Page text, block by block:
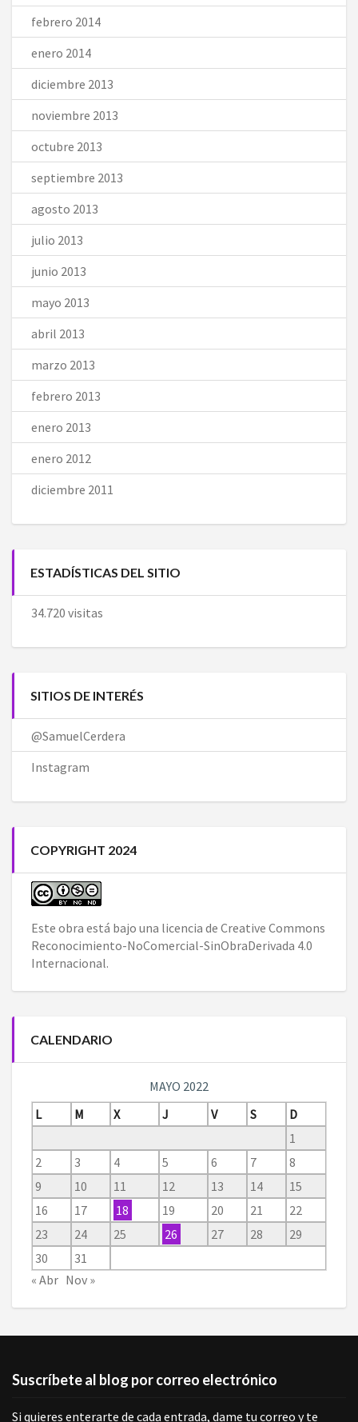
febrero 2014
enero 2014
diciembre 2013
noviembre 2013
octubre 2013
septiembre 2013
agosto 2013
julio 2013
junio 2013
mayo 2013
abril 2013
marzo 2013
febrero 2013
enero 2013
enero 2012
diciembre 2011
ESTADÍSTICAS DEL SITIO
34.720 visitas
SITIOS DE INTERÉS
@SamuelCerdera
Instagram
COPYRIGHT 2024
Este obra está bajo una licencia de Creative Commons
Reconocimiento-NoComercial-SinObraDerivada 4.0
Internacional.
CALENDARIO
MAYO 2022
L
M X J V S
D
1
2
3 4 5 6 7
8
9
10 11 12 13 14
15
16
17 18 19 20 21
22
23
24 25 26 27 28
29
30
31
« Abr Nov »
Suscríbete al blog por correo electrónico
Si quieres enterarte de cada entrada, dame tu correo y te